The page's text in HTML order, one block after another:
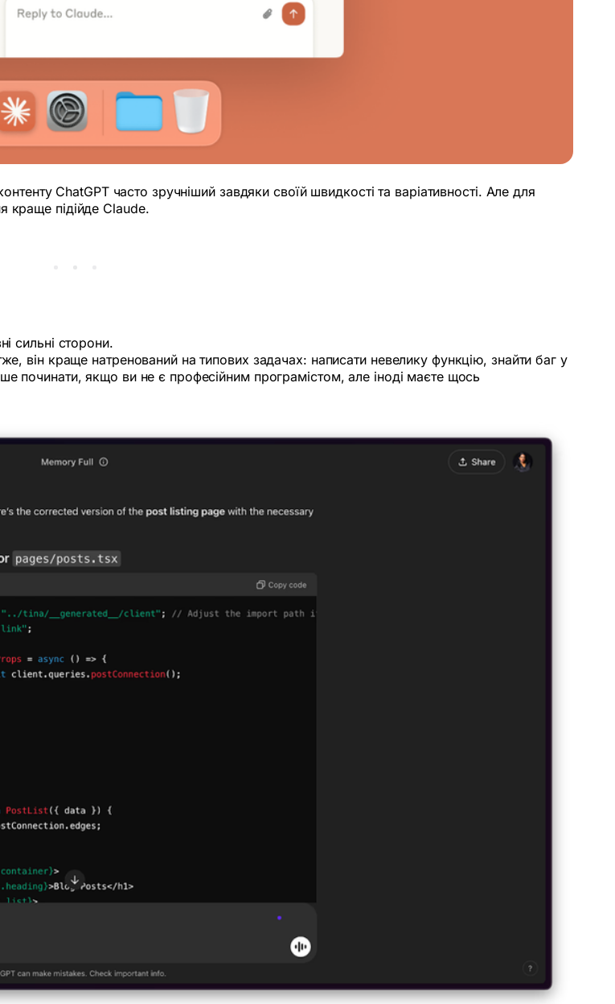
ChatGPT часто зручніший завдяки своїй швидкості та варіативності. Але для
краще підійде Claude.
сильні сторони.
він краще натренований на типових задачах: написати невелику функцію, знайти баг у
починати, якщо ви не є професійним програмістом, але іноді маєте щось